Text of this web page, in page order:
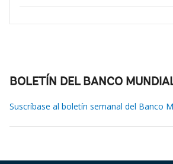
BOLETÍN DEL BANCO
Suscríbase al boletín semanal del Banco